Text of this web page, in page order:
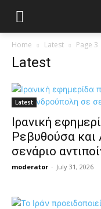
Home Latest Page 3
Latest
Latest
Ιρανική
Ρεβυθούσα και
σενάριο
moderator - July 31, 2026